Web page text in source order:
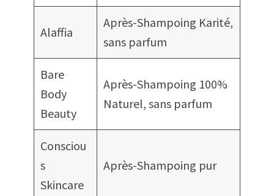
Alaffia
Après-Shampoing Karité,
sans parfum
Bare
Body
Beauty
Après-Shampoing 100%
Naturel, sans parfum
Consciou
s
Skincare
Après-Shampoing pur